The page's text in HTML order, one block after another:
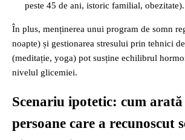
peste 45 de ani, istoric familial, obezitate).
În plus, menținerea unui program de somn
noapte) și gestionarea stresului prin tehnici
(meditație, yoga) pot susține echilibrul
nivelul glicemiei.
Scenariu ipotetic: cum
persoane care a recunoscut